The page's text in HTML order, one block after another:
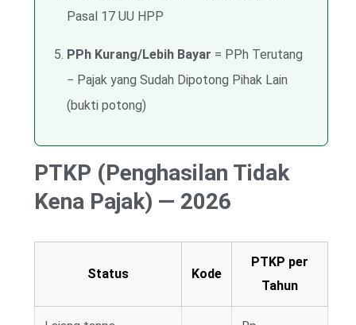
Pasal 17 UU HPP
PPh Kurang/Lebih Bayar = PPh Terutang
− Pajak yang Sudah Dipotong Pihak Lain
(bukti potong)
PTKP (Penghasilan Tidak
Kena Pajak) — 2026
Status Kode
PTKP per
Tahun